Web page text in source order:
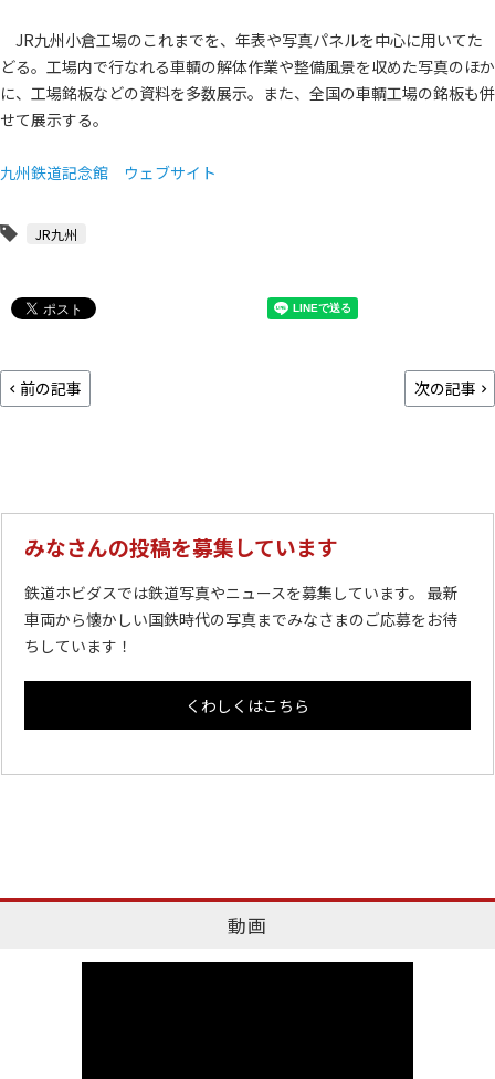
JR九州小倉工場のこれまでを、年表や写真パネルを中心に用いてた
どる。工場内で行なれる車輌の解体作業や整備風景を収めた写真のほか
に、工場銘板などの資料を多数展示。また、全国の車輌工場の銘板も併
せて展示する。
九州鉄道記念館 ウェブサイト
JR九州
前の記事 次の記事
みなさんの投稿を募集しています
鉄道ホビダスでは鉄道写真やニュースを募集しています。 最新
車両から懐かしい国鉄時代の写真までみなさまのご応募をお待
ちしています！
くわしくはこちら
動画